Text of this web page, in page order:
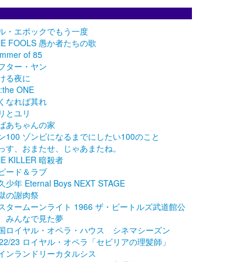
・エポックでもう一度
FOOLS 愚か者たちの歌
of 85
ター・ヤン
る夜に
ONE
なれば其れ
とユリ
あちゃんの家
100 ゾンビになるまでにしたい100のこと
す、おまたせ、じゃあまたね。
KILLER 暗殺者
ード＆ラブ
少年 Eternal Boys NEXT STAGE
の謝肉祭
タームーンライト 1966 ザ・ビートルズ武道館公
んなで見た夢
ロイヤル・オペラ・ハウス シネマシーズン
23 ロイヤル・オペラ「セビリアの理髪師」
ンランドリーカタルシス